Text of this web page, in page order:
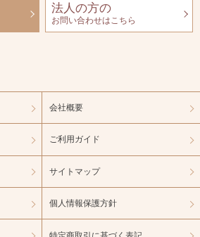
法人の方の
お問い合わせはこちら
会社概要
ご利用ガイド
サイトマップ
個人情報保護方針